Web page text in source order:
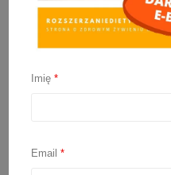
Imię*
Email*